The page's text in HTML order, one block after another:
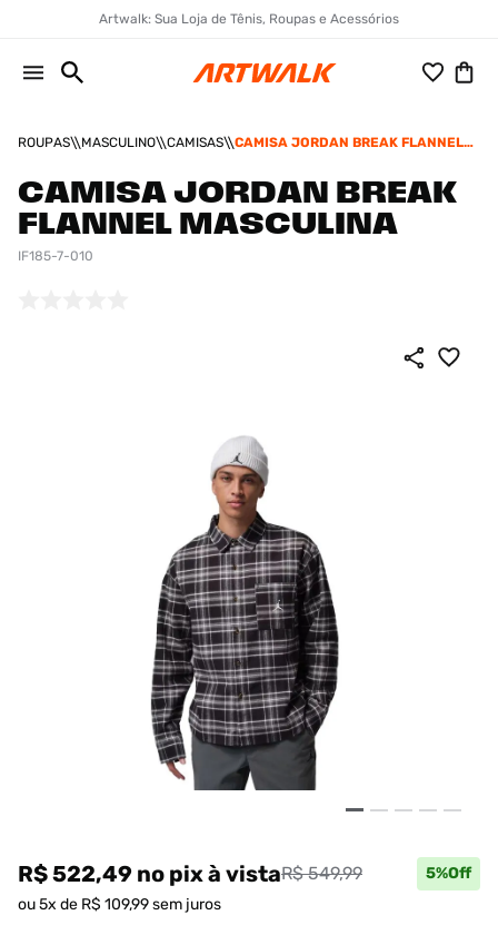
Artwalk: Sua Loja de Tênis, Roupas e Acessórios
ROUPAS MASCULINO CAMISAS
CAMISA JORDAN BREAK FLANNEL
CAMISA JORDAN BREAK
FLANNEL MASCULINA
IF185-7-010
R$ 522,49 no pixà vistaR$ 549,99 5%Off
ou5x de R$ 109,99sem juros